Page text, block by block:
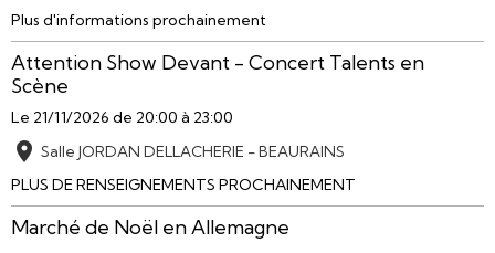
Plus d'informations prochainement
Attention Show Devant - Concert Talents en
Scène
Le 21/11/2026 de 20:00 à 23:00
Salle JORDAN DELLACHERIE - BEAURAINS
PLUS DE RENSEIGNEMENTS PROCHAINEMENT
Marché de Noël en Allemagne